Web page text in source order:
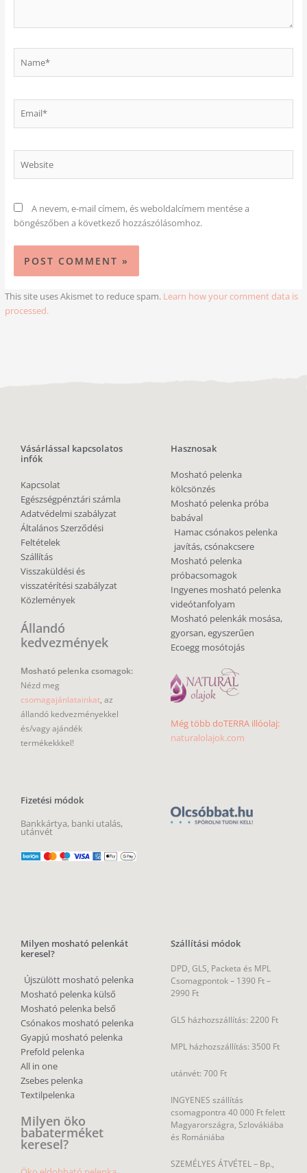
A nevem, e-mail címem, és weboldalcímem mentése a
böngészőben a következő hozzászólásomhoz.
This site uses Akismet to reduce spam. Learn how your comment data is
processed.
Vásárlással kapcsolatos
infók
Kapcsolat
Egészségpénztári számla
Adatvédelmi szabályzat
Általános Szerződési
Feltételek
Szállítás
Visszaküldési és
visszatérítési szabályzat
Közlemények
Állandó
kedvezmények
Mosható pelenka csomagok:
Nézd meg
csomagajánlatainkat, az
állandó kedvezményekkel
és/vagy ajándék
termékekkkel!
Fizetési módok
Bankkártya, banki utalás,
utánvét
Hasznosak
Mosható pelenka
kölcsönzés
Mosható pelenka próba
babával
Hamac csónakos pelenka
javítás, csónakcsere
Mosható pelenka
próbacsomagok
Ingyenes mosható pelenka
videótanfolyam
Mosható pelenkák mosása,
gyorsan, egyszerűen
Ecoegg mosótojás
Még több doTERRA illóolaj:
naturalolajok.com
Milyen mosható pelenkát
keresel?
Újszülött mosható pelenka
Mosható pelenka külső
Mosható pelenka belső
Csónakos mosható pelenka
Gyapjú mosható pelenka
Prefold pelenka
All in one
Zsebes pelenka
Textilpelenka
Milyen öko
babaterméket
keresel?
Szállítási módok
DPD, GLS, Packeta és MPL
Csomagpontok – 1390 Ft –
2990 Ft
GLS házhozszállítás: 2200 Ft
MPL házhozszállítás: 3500 Ft
utánvét: 700 Ft
INGYENES szállítás
csomagpontra 40 000 Ft felett
Magyarországra, Szlovákiába
és Romániába
SZEMÉLYES ÁTVÉTEL – Bp.,